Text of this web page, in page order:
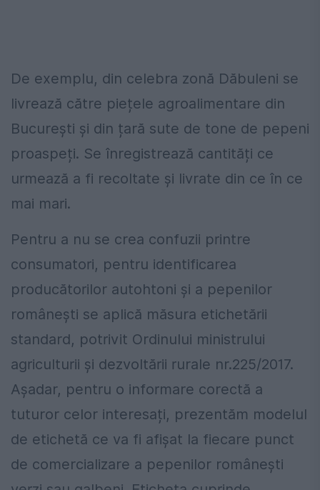
De exemplu, din celebra zonă Dăbuleni se
livrează către piețele agroalimentare din
București și din țară sute de tone de pepeni
proaspeți. Se înregistrează cantități ce
urmează a fi recoltate și livrate din ce în ce
mai mari.
Pentru a nu se crea confuzii printre
consumatori, pentru identificarea
producătorilor autohtoni și a pepenilor
românești se aplică măsura etichetării
standard, potrivit Ordinului ministrului
agriculturii și dezvoltării rurale nr.225/2017.
Așadar, pentru o informare corectă a
tuturor celor interesați, prezentăm modelul
de etichetă ce va fi afișat la fiecare punct
de comercializare a pepenilor românești